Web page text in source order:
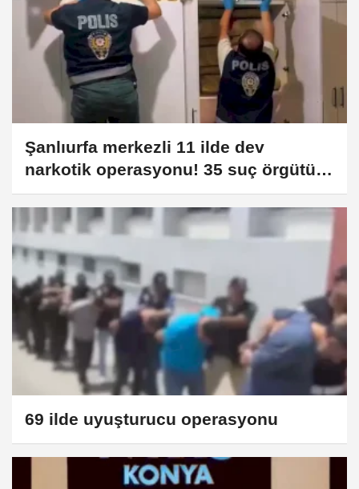
Şanlıurfa merkezli 11 ilde dev
narkotik operasyonu! 35 suç örgütü
çökertildi
69 ilde uyuşturucu operasyonu